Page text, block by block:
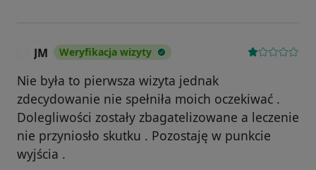
JM Weryfikacja wizyty
Nie była to pierwsza wizyta jednak
zdecydowanie nie spełniła moich oczekiwać .
Dolegliwości zostały zbagatelizowane a leczenie
nie przyniosło skutku . Pozostaję w punkcie
wyjścia .